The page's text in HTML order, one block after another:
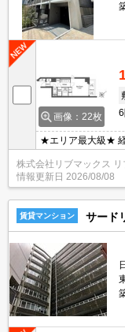
画像：22枚
★エリア最大級★ 経
株式会社リブマックス
情報更新日 2026/08/08
賃貸マンション サード